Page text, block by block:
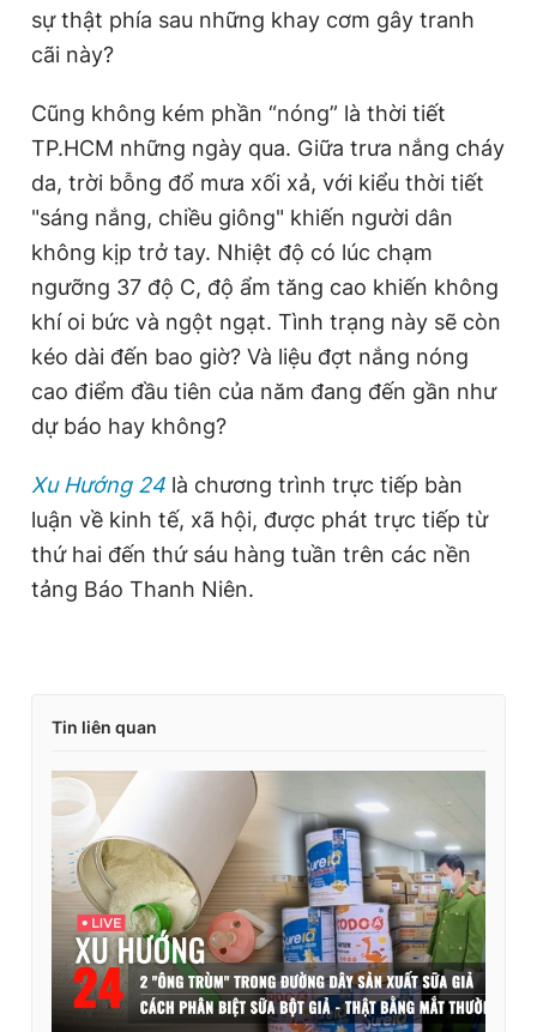
sự thật phía sau những khay cơm gây tranh
cãi này?
Cũng không kém phần “nóng” là thời tiết
TP.HCM những ngày qua. Giữa trưa nắng cháy
da, trời bỗng đổ mưa xối xả, với kiểu thời tiết
"sáng nắng, chiều giông" khiến người dân
không kịp trở tay. Nhiệt độ có lúc chạm
ngưỡng 37 độ C, độ ẩm tăng cao khiến không
khí oi bức và ngột ngạt. Tình trạng này sẽ còn
kéo dài đến bao giờ? Và liệu đợt nắng nóng
cao điểm đầu tiên của năm đang đến gần như
dự báo hay không?
Xu Hướng 24 là chương trình trực tiếp bàn
luận về kinh tế, xã hội, được phát trực tiếp từ
thứ hai đến thứ sáu hàng tuần trên các nền
tảng Báo Thanh Niên.
Tin liên quan